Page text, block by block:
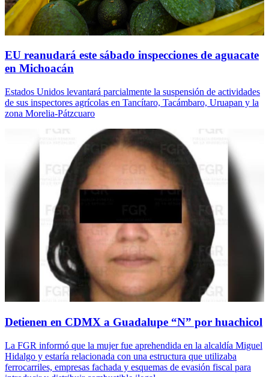
EU reanudará este sábado inspecciones de aguacate
en Michoacán
Estados Unidos levantará parcialmente la suspensión de actividades
de sus inspectores agrícolas en Tancítaro, Tacámbaro, Uruapan y la
zona Morelia-Pátzcuaro
Detienen en CDMX a Guadalupe “N” por huachicol
La FGR informó que la mujer fue aprehendida en la alcaldía Miguel
Hidalgo y estaría relacionada con una estructura que utilizaba
ferrocarriles, empresas fachada y esquemas de evasión fiscal para